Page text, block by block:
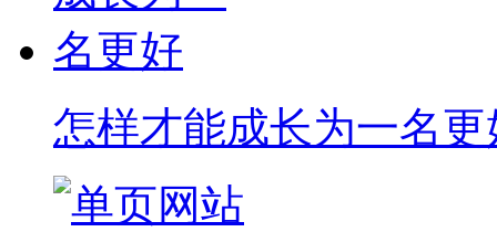
怎样才能成长为一名更